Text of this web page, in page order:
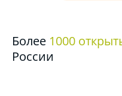
Более 1000
России